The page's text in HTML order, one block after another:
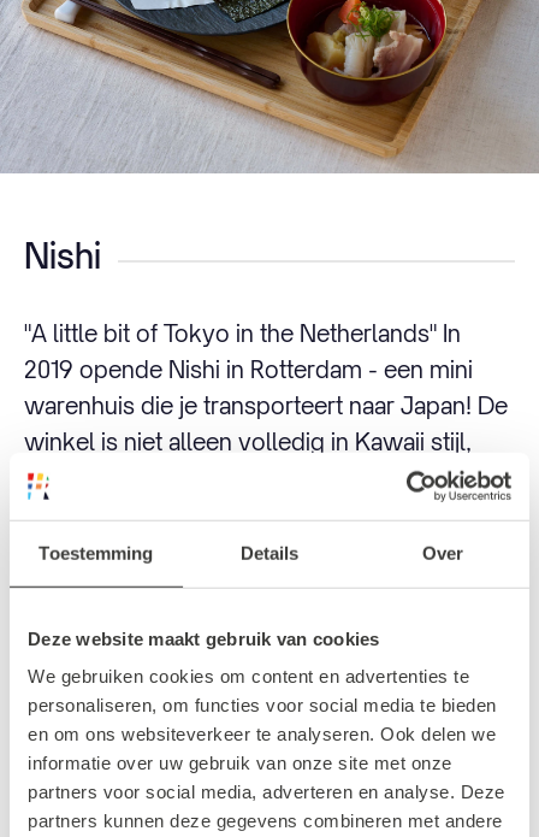
Toestemming Details Over
Deze website maakt gebruik van cookies
We gebruiken cookies om content en advertenties te
personaliseren, om functies voor social media te bieden
en om ons websiteverkeer te analyseren. Ook delen we
informatie over uw gebruik van onze site met onze
partners voor social media, adverteren en analyse. Deze
partners kunnen deze gegevens combineren met andere
Nishi
"A little bit of Tokyo in the Netherlands" In
2019 opende Nishi in Rotterdam - een mini
warenhuis die je transporteert naar Japan! De
winkel is niet alleen volledig in Kawaii stijl,
maar ze verkopen er ook super leuke
producten, zoals kleding, accessoires,
Japanse boeken, anime en manga
merchandise, beauty producten en meer.
Tip: boek een Japanse vegan high tea in het
Jushi Café, gevuld met heerlijke Japanse en
westerse zoetigheden zoals cake, mochi,
gyoza, loempia's en meer!